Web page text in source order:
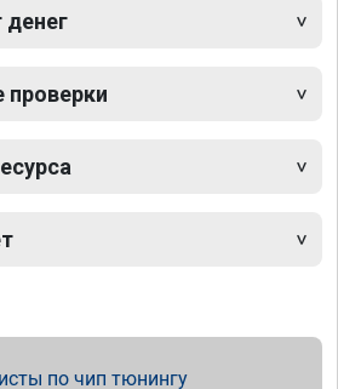
денег
проверки
по чип тюнингу